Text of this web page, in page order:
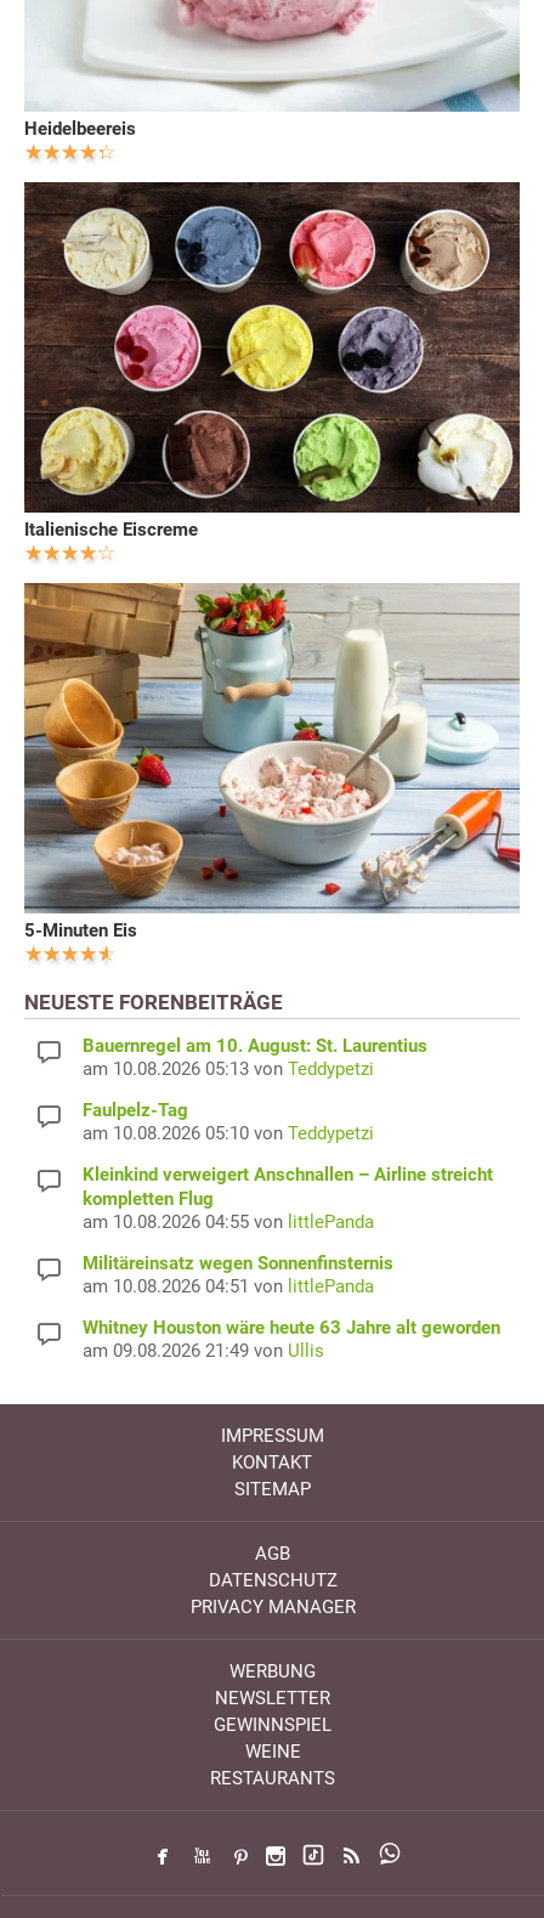
Heidelbeereis
Italienische Eiscreme
5-Minuten Eis
NEUESTE FORENBEITRÄGE
Bauernregel am 10. August: St. Laurentius
am 10.08.2026 05:13 von Teddypetzi
Faulpelz-Tag
am 10.08.2026 05:10 von Teddypetzi
Kleinkind verweigert Anschnallen – Airline streicht
kompletten Flug
am 10.08.2026 04:55 von littlePanda
Militäreinsatz wegen Sonnenfinsternis
am 10.08.2026 04:51 von littlePanda
Whitney Houston wäre heute 63 Jahre alt geworden
am 09.08.2026 21:49 von Ullis
IMPRESSUM
KONTAKT
SITEMAP
AGB
DATENSCHUTZ
PRIVACY MANAGER
WERBUNG
NEWSLETTER
GEWINNSPIEL
WEINE
RESTAURANTS